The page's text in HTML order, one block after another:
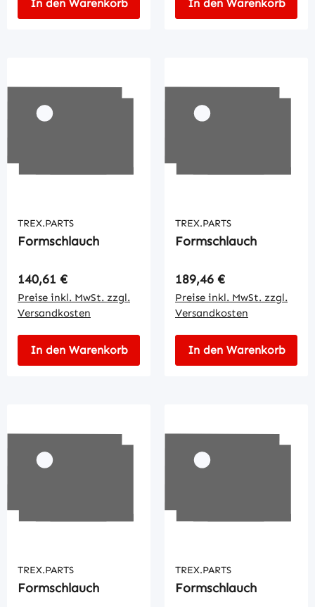
In den Warenkorb In den Warenkorb
TREX.PARTS
Formschlauch
Regulärer Preis:
140,61 €
Preise inkl. MwSt. zzgl.
Versandkosten
In den Warenkorb
TREX.PARTS
Formschlauch
Regulärer Preis:
189,46 €
Preise inkl. MwSt. zzgl.
Versandkosten
In den Warenkorb
TREX.PARTS
Formschlauch
TREX.PARTS
Formschlauch